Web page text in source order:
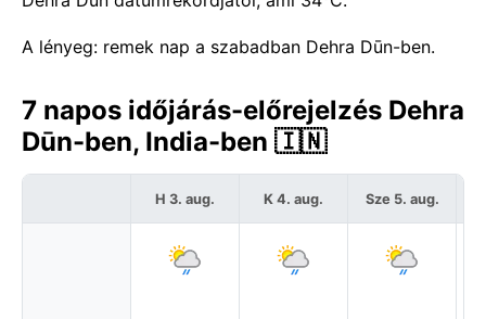
A lényeg: remek nap a szabadban Dehra Dūn-ben.
7 napos időjárás-előrejelzés Dehra
Dūn-ben, India-ben 🇮🇳
H 3. aug. K 4. aug. Sze 5. aug.